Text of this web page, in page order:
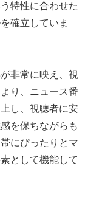
特性に合わせた
確立していま
非常に映え、視
り、ニュース番
し、視聴者に安
を保ちながらも
にぴったりとマ
として機能して